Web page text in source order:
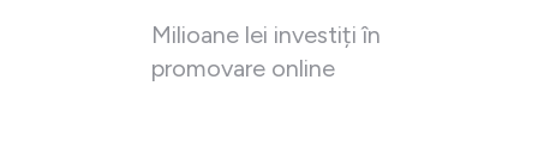
Milioane lei investiți în
promovare online